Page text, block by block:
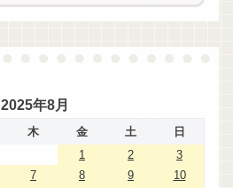
2025年8月
木 金 土
日
1
2
3
7 8 9
10